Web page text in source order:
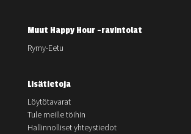
Muut Happy Hour -ravintolat
Rymy-Eetu
Lisätietoja
Löytötavarat
Tule meille töihin
Hallinnolliset yhteystiedot